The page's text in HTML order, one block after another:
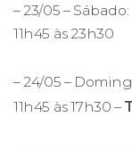
– 23/05 – Sábado:
11h45 às 23h30
– 24/05 –
11h45 às 17h30 –